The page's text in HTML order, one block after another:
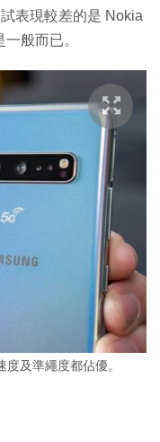
表現較差的是 Nokia
般而已。
及準繩度都佔優。